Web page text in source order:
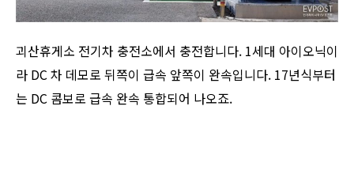
괴산휴게소 전기차 충전소에서 충전합니다. 1세대 아이오닉이
라 DC 차 데모로 뒤쪽이 급속 앞쪽이 완속입니다. 17년식부터
는 DC 콤보로 급속 완속 통합되어 나오죠.